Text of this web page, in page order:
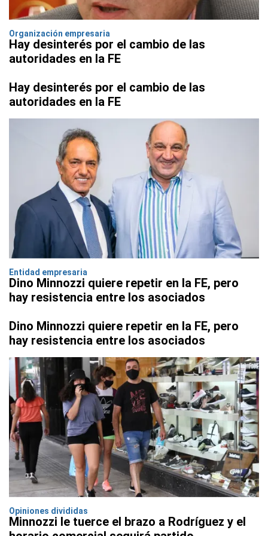
Organización empresaria
Hay desinterés por el cambio de las
autoridades en la FE
Hay desinterés por el cambio de las
autoridades en la FE
Entidad empresaria
Dino Minnozzi quiere repetir en la FE, pero
hay resistencia entre los asociados
Dino Minnozzi quiere repetir en la FE, pero
hay resistencia entre los asociados
Opiniones divididas
Minnozzi le tuerce el brazo a Rodríguez y el